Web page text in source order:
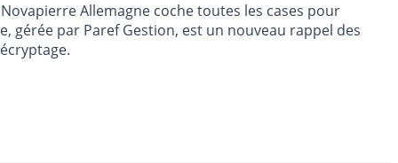
Allemagne coche toutes les cases pour
gérée par Paref Gestion, est un nouveau rappel des